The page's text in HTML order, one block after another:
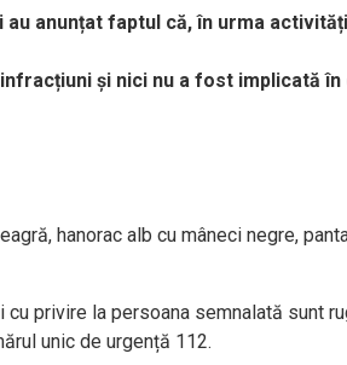
anunțat faptul că, în urma
și nici nu a fost implicată
hanorac alb cu mâneci negre,
privire la persoana semnalată sunt
unic de urgență 112.